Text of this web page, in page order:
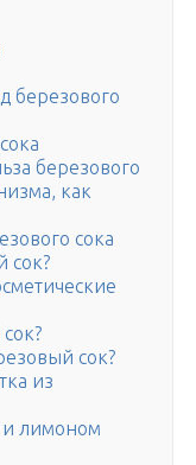
березового
березового
как
сока
сок?
сок?
из
и лимоном